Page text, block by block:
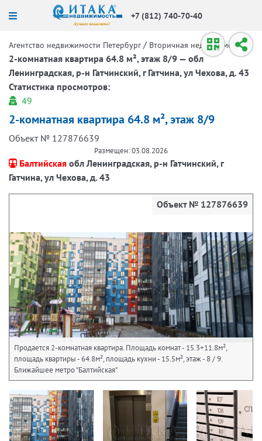
+7 (812) 740-70-40
Агентство недвижимости Петербург / Вторичная недвижимость /
2-комнатная квартира 64.8 м², этаж 8/9 — обл
Ленинградская, р-н Гатчинский, г Гатчина, ул Чехова, д. 43
Статистика просмотров:
49
2-комнатная квартира 64.8 м², этаж 8/9
Объект № 127876639
Размещен: 03.08.2026
Балтийская обл Ленинградская, р-н Гатчинский, г
Гатчина, ул Чехова, д. 43
Объект № 127876639
Продается 2-комнатная квартира. Площадь комнат - 15.3+11.8м²,
площадь квартиры - 64.8м², площадь кухни - 15.5м², этаж - 8 / 9.
Ближайшее метро "Балтийская"